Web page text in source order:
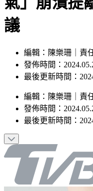
議
發佈時間：
最後更新時間：
發佈時間：
最後更新時間：